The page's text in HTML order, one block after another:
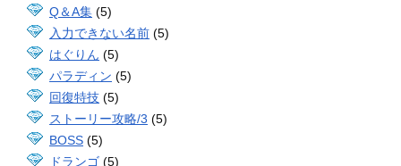
Q＆A集 (5)
入力できない名前 (5)
はぐりん (5)
パラディン (5)
回復特技 (5)
ストーリー攻略/3 (5)
BOSS (5)
ドランゴ (5)